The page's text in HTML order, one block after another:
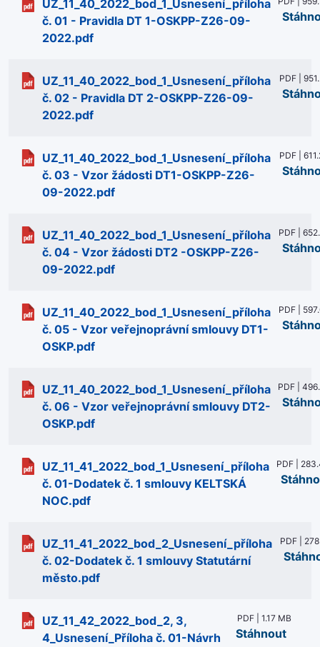
UZ_11_40_2022_bod_1_Usnesení_příloha
č. 01 - Pravidla DT 1-OSKPP-Z26-09-
2022.pdf
UZ_11_40_2022_bod_1_Usnesení_příloha
č. 02 - Pravidla DT 2-OSKPP-Z26-09-
2022.pdf
PDF |
UZ_11_40_2022_bod_1_Usnesení_příloha
č. 03 - Vzor žádosti DT1-OSKPP-Z26-
09-2022.pdf
PDF |
UZ_11_40_2022_bod_1_Usnesení_příloha
č. 04 - Vzor žádosti DT2 -OSKPP-Z26-
09-2022.pdf
PDF |
UZ_11_40_2022_bod_1_Usnesení_příloha
č. 05 - Vzor veřejnoprávní smlouvy DT1-
OSKP.pdf
PDF |
UZ_11_40_2022_bod_1_Usnesení_příloha
č. 06 - Vzor veřejnoprávní smlouvy DT2-
OSKP.pdf
PDF |
UZ_11_41_2022_bod_1_Usnesení_příloha
č. 01-Dodatek č. 1 smlouvy KELTSKÁ
NOC.pdf
PDF |
UZ_11_41_2022_bod_2_Usnesení_příloha
č. 02-Dodatek č. 1 smlouvy Statutární
město.pdf
PDF |
UZ_11_42_2022_bod_2, 3,
4_Usnesení_Příloha č. 01-Návrh
PDF | 1.17 MB
Stáhnout